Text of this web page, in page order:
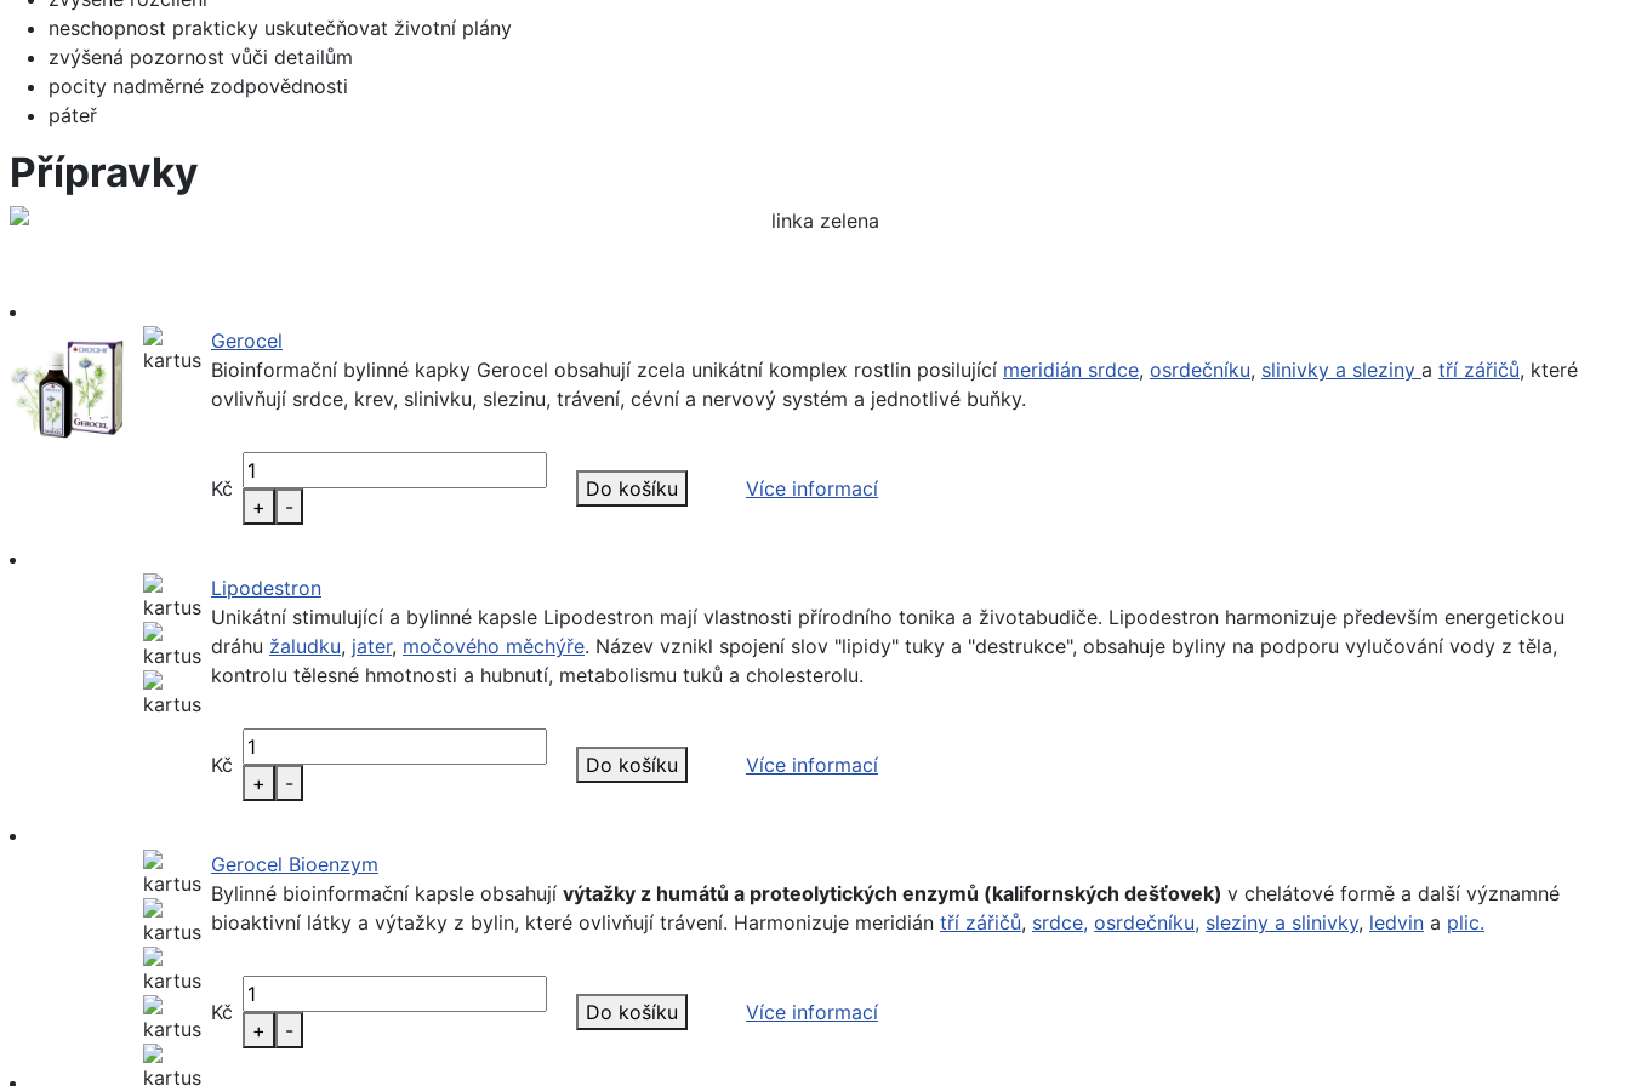
neschopnost prakticky uskutečňovat životní plány
zvýšená pozornost vůči detailům
pocity nadměrné zodpovědnosti
páteř
Přípravky
Gerocel
Bioinformační bylinné kapky Gerocel obsahují zcela unikátní komplex rostlin posilující meridián srdce, osrdečníku, slinivky a sleziny a tří zářičů, které
ovlivňují srdce, krev, slinivku, slezinu, trávení, cévní a nervový systém a jednotlivé buňky.
Kč
+ -
Do košíku Více informací
Lipodestron
Unikátní stimulující a bylinné kapsle Lipodestron mají vlastnosti přírodního tonika a životabudiče. Lipodestron harmonizuje především energetickou
dráhu žaludku, jater, močového měchýře. Název vznikl spojení slov "lipidy" tuky a "destrukce", obsahuje byliny na podporu vylučování vody z těla,
kontrolu tělesné hmotnosti a hubnutí, metabolismu tuků a cholesterolu.
Kč
+ -
Do košíku Více informací
Gerocel Bioenzym
Bylinné bioinformační kapsle obsahují výtažky z humátů a proteolytických enzymů (kalifornských dešťovek) v chelátové formě a další významné
bioaktivní látky a výtažky z bylin, které ovlivňují trávení. Harmonizuje meridián tří zářičů, srdce, osrdečníku, sleziny a slinivky, ledvin a plic.
Kč
+ -
Do košíku Více informací